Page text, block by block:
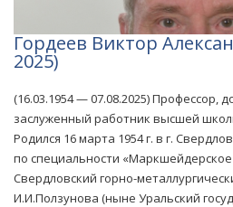
Гордеев Виктор
2025)
(16.03.1954 — 07.08.2025) Профессор,
заслуженный работник высшей
Родился 16 марта 1954 г. в г.
по специальности «Маркшейдерское
Свердловский горно-
И.И.Ползунова (ныне Уральский